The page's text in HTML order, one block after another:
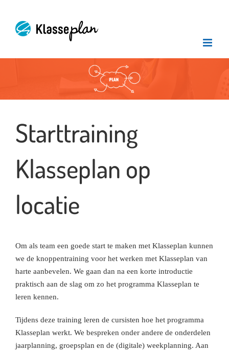
inhoud
Starttraining
Klasseplan op
locatie
Om als team een goede start te maken met Klasseplan kunnen
we de knoppentraining voor het werken met Klasseplan van
harte aanbevelen. We gaan dan na een korte introductie
praktisch aan de slag om zo het programma Klasseplan te
leren kennen.
Tijdens deze training leren de cursisten hoe het programma
Klasseplan werkt. We bespreken onder andere de onderdelen
jaarplanning, groepsplan en de (digitale) weekplanning. Aan